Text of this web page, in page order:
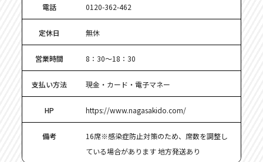
電話 0120-362-462
定休日 無休
営業時間 8：30〜18：30
支払い方法 現金・カード・電子マネー
HP https://www.nagasakido.com/
備考
16席※感染症防止対策のため、席数を調整し
ている場合があります 地方発送あり